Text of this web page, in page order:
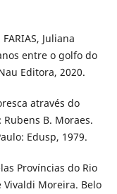
Juliana
entre o golfo do
Editora, 2020.
através do
B. Moraes.
Edusp, 1979.
Províncias do Rio
Vivaldi Moreira. Belo